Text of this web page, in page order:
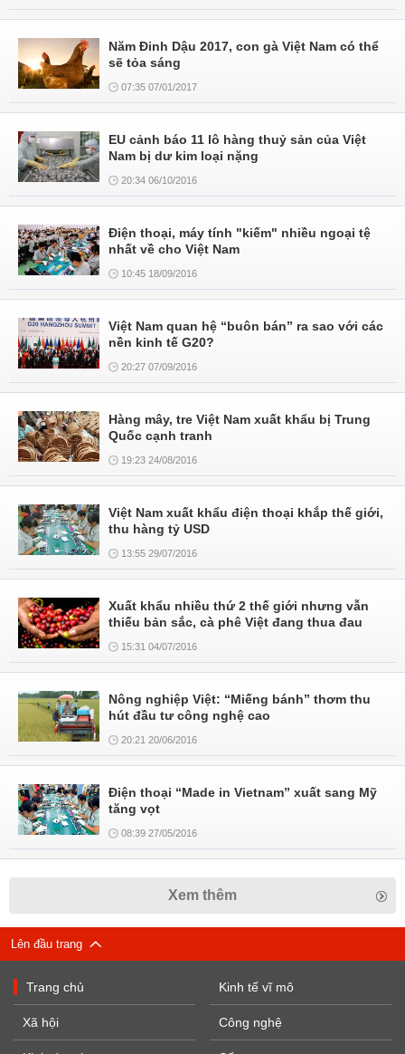
Năm Đinh Dậu 2017, con gà Việt Nam có thể
sẽ tỏa sáng
07:35 07/01/2017
EU cảnh báo 11 lô hàng thuỷ sản của Việt
Nam bị dư kim loại nặng
20:34 06/10/2016
Điện thoại, máy tính "kiếm" nhiều ngoại tệ
nhất về cho Việt Nam
10:45 18/09/2016
Việt Nam quan hệ “buôn bán” ra sao với các
nền kinh tế G20?
20:27 07/09/2016
Hàng mây, tre Việt Nam xuất khẩu bị Trung
Quốc cạnh tranh
19:23 24/08/2016
Việt Nam xuất khẩu điện thoại khắp thế giới,
thu hàng tỷ USD
13:55 29/07/2016
Xuất khẩu nhiều thứ 2 thế giới nhưng vẫn
thiếu bản sắc, cà phê Việt đang thua đau
15:31 04/07/2016
Nông nghiệp Việt: “Miếng bánh” thơm thu
hút đầu tư công nghệ cao
20:21 20/06/2016
Điện thoại “Made in Vietnam” xuất sang Mỹ
tăng vọt
08:39 27/05/2016
Xem thêm
Lên đầu trang
Trang chủ
Xã hội
Kinh tế vĩ mô
Công nghệ